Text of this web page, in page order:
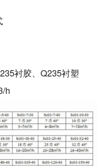
衬胶、Q235衬塑
h